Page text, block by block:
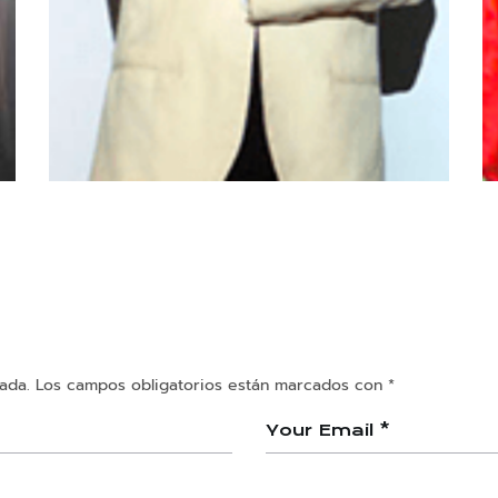
Los campos obligatorios están marcados con *